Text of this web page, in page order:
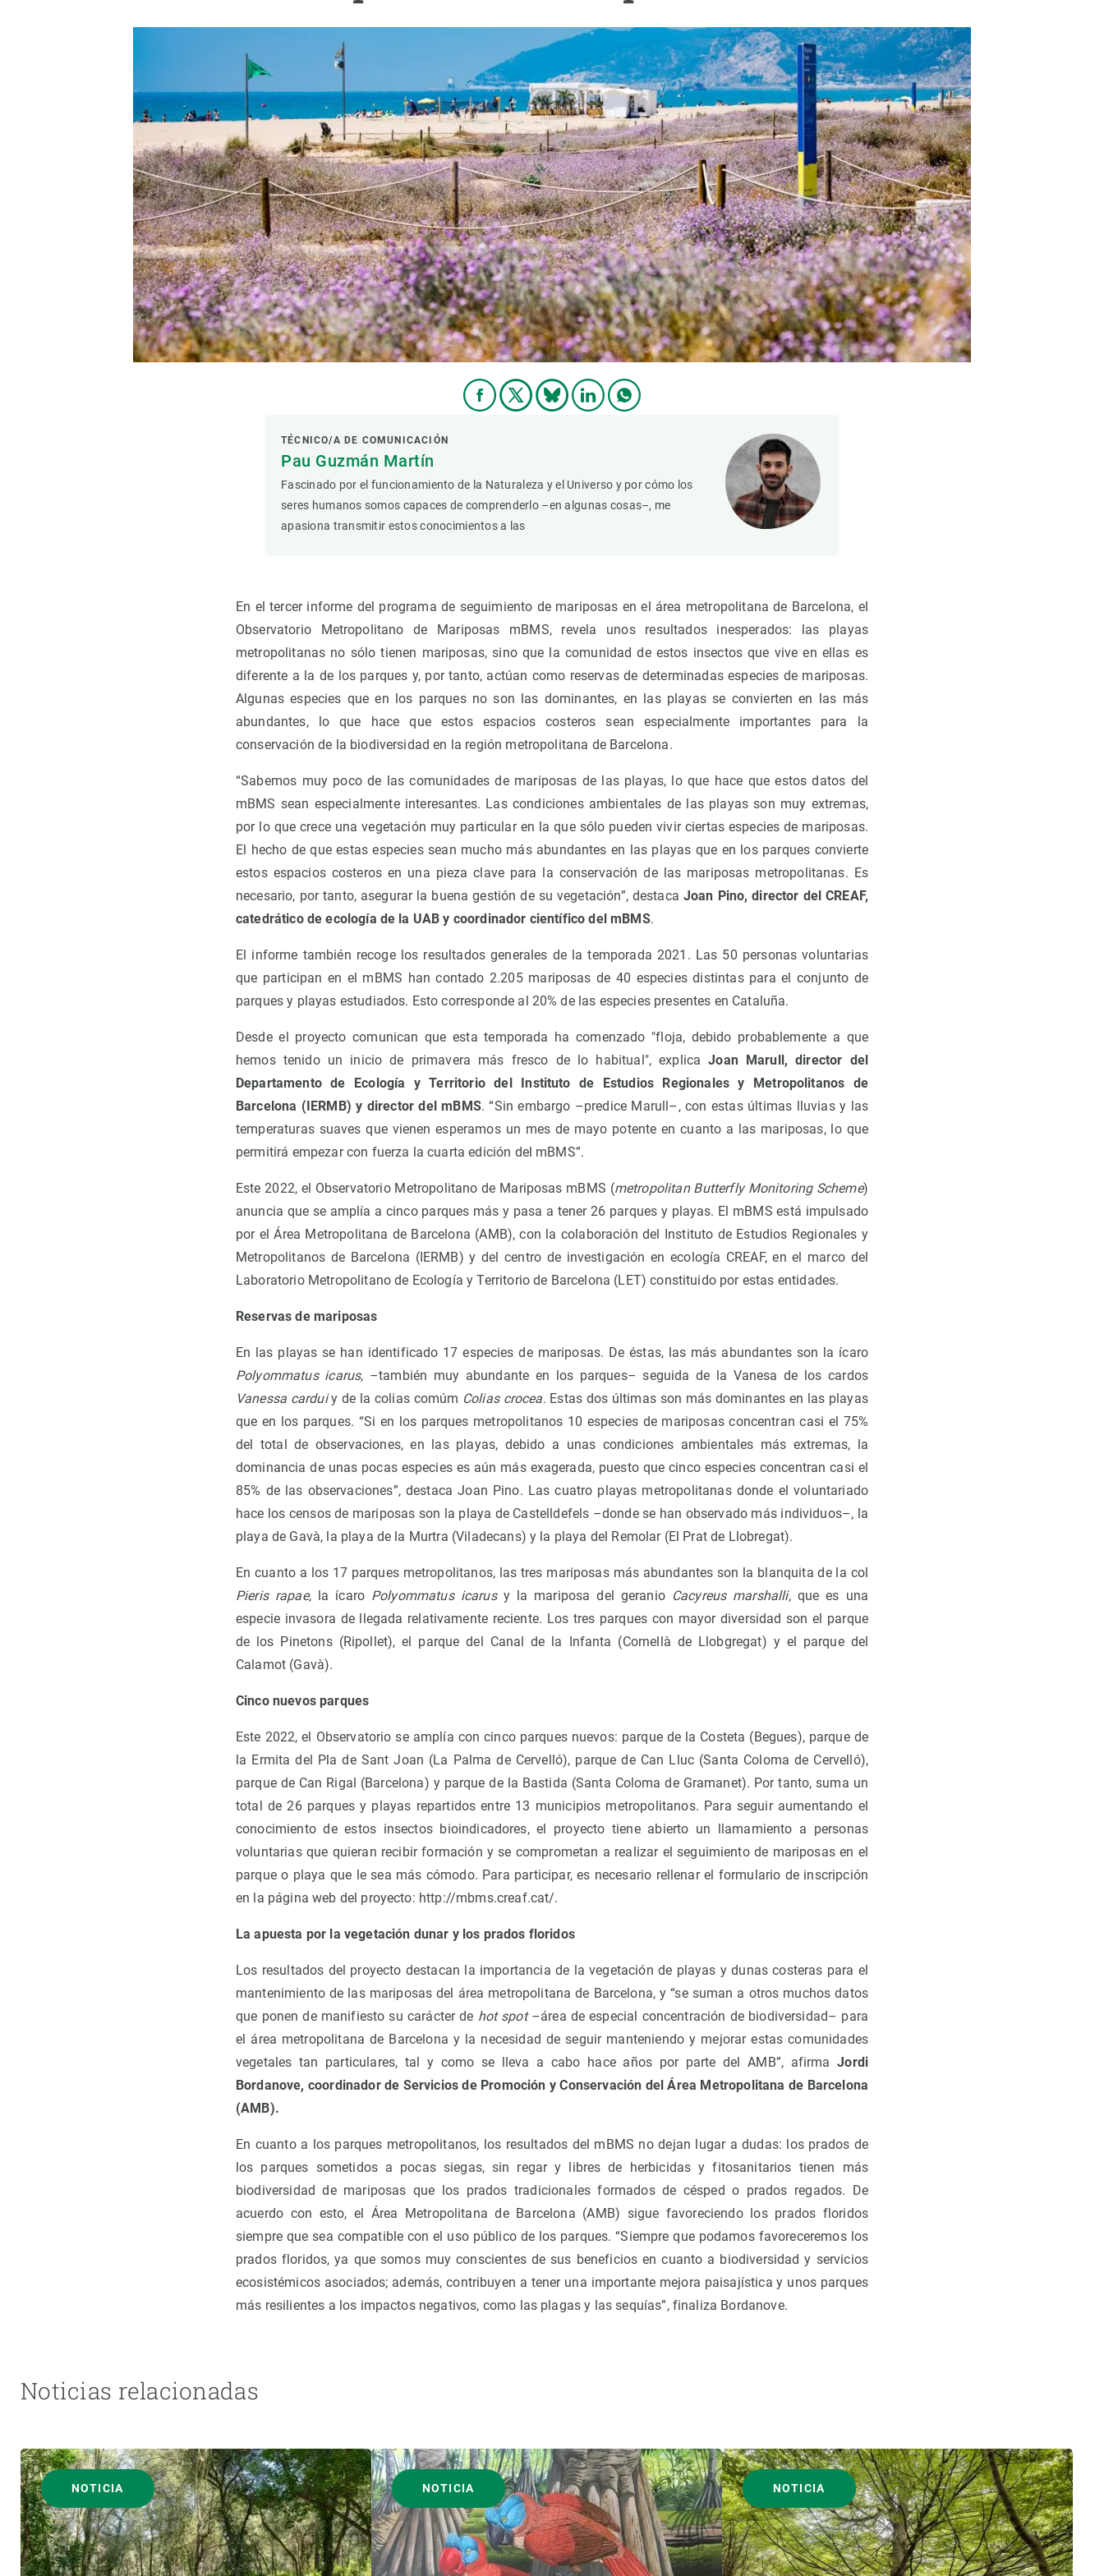
TÉCNICO/A DE COMUNICACIÓN
Pau Guzmán Martín
Fascinado por el funcionamiento de la Naturaleza y el Universo y por cómo los
seres humanos somos capaces de comprenderlo –en algunas cosas–, me
apasiona transmitir estos conocimientos a las
En el tercer informe del programa de seguimiento de mariposas en el área metropolitana de Barcelona, ​​el
Observatorio Metropolitano de Mariposas mBMS, revela unos resultados inesperados: las playas
metropolitanas no sólo tienen mariposas, sino que la comunidad de estos insectos que vive en ellas es
diferente a la de los parques y, por tanto, actúan como reservas de determinadas especies de mariposas.
Algunas especies que en los parques no son las dominantes, en las playas se convierten en las más
abundantes, lo que hace que estos espacios costeros sean especialmente importantes para la
conservación de la biodiversidad en la región metropolitana de Barcelona.
“Sabemos muy poco de las comunidades de mariposas de las playas, lo que hace que estos datos del
mBMS sean especialmente interesantes. Las condiciones ambientales de las playas son muy extremas,
por lo que crece una vegetación muy particular en la que sólo pueden vivir ciertas especies de mariposas.
El hecho de que estas especies sean mucho más abundantes en las playas que en los parques convierte
estos espacios costeros en una pieza clave para la conservación de las mariposas metropolitanas. Es
necesario, por tanto, asegurar la buena gestión de su vegetación”, destaca Joan Pino, director del CREAF,
catedrático de ecología de la UAB y coordinador científico del mBMS.
El informe también recoge los resultados generales de la temporada 2021. Las 50 personas voluntarias
que participan en el mBMS han contado 2.205 mariposas de 40 especies distintas para el conjunto de
parques y playas estudiados. Esto corresponde al 20% de las especies presentes en Cataluña.
Desde el proyecto comunican que esta temporada ha comenzado "floja, debido probablemente a que
hemos tenido un inicio de primavera más fresco de lo habitual", explicaJoan Marull, director del
Departamento de Ecología y Territorio del Instituto de Estudios Regionales y Metropolitanos de
Barcelona (IERMB) y director del mBMS. “Sin embargo –predice Marull–, con estas últimas lluvias y las
temperaturas suaves que vienen esperamos un mes de mayo potente en cuanto a las mariposas, lo que
permitirá empezar con fuerza la cuarta edición del mBMS”.
Este 2022, el Observatorio Metropolitano de Mariposas mBMS (metropolitan Butterfly Monitoring Scheme)
anuncia que se amplía a cinco parques más y pasa a tener 26 parques y playas. El mBMS está impulsado
por el Área Metropolitana de Barcelona (AMB), con la colaboración del Instituto de Estudios Regionales y
Metropolitanos de Barcelona (IERMB) y del centro de investigación en ecología CREAF, en el marco del
Laboratorio Metropolitano de Ecología y Territorio de Barcelona (LET) constituido por estas entidades.
Reservas de mariposas
En las playas se han identificado 17 especies de mariposas. De éstas, las más abundantes son la ícaro
Polyommatus icarus, –también muy abundante en los parques– seguida de la Vanesa de los cardos
Vanessa carduiy de la colias comúm Colias crocea. Estas dos últimas son más dominantes en las playas
que en los parques. “Si en los parques metropolitanos 10 especies de mariposas concentran casi el 75%
del total de observaciones, en las playas, debido a unas condiciones ambientales más extremas, la
dominancia de unas pocas especies es aún más exagerada, puesto que cinco especies concentran casi el
85% de las observaciones”, destaca Joan Pino. Las cuatro playas metropolitanas donde el voluntariado
hace los censos de mariposas son la playa de Castelldefels –donde se han observado más individuos–, la
playa de Gavà, la playa de la Murtra (Viladecans) y la playa del Remolar (El Prat de Llobregat).
En cuanto a los 17 parques metropolitanos, las tres mariposas más abundantes son la blanquita de la col
Pieris rapae, la ícaro Polyommatus icarusy la mariposa del geranio Cacyreus marshalli, que es una
especie invasora de llegada relativamente reciente. Los tres parques con mayor diversidad son el parque
de los Pinetons (Ripollet), el parque del Canal de la Infanta (Cornellà de Llobgregat) y el parque del
Calamot (Gavà).
Cinco nuevos parques
Este 2022, el Observatorio se amplía con cinco parques nuevos: parque de la Costeta (Begues), parque de
la Ermita del Pla de Sant Joan (La Palma de Cervelló), parque de Can Lluc (Santa Coloma de Cervelló),
parque de Can Rigal (Barcelona) y parque de la Bastida (Santa Coloma de Gramanet). Por tanto, suma un
total de 26 parques y playas repartidos entre 13 municipios metropolitanos. Para seguir aumentando el
conocimiento de estos insectos bioindicadores, el proyecto tiene abierto un llamamiento a personas
voluntarias que quieran recibir formación y se comprometan a realizar el seguimiento de mariposas en el
parque o playa que le sea más cómodo. Para participar, es necesario rellenar el formulario de inscripción
en la página web del proyecto: http://mbms.creaf.cat/.
La apuesta por la vegetación dunar y los prados floridos
Los resultados del proyecto destacan la importancia de la vegetación de playas y dunas costeras para el
mantenimiento de las mariposas del área metropolitana de Barcelona, ​​y “se suman a otros muchos datos
que ponen de manifiesto su carácter de hot spot–área de especial concentración de biodiversidad– para
el área metropolitana de Barcelona y la necesidad de seguir manteniendo y mejorar estas comunidades
vegetales tan particulares, tal y como se lleva a cabo hace años por parte del AMB”, afirmaJordi
Bordanove, coordinador de Servicios de Promoción y Conservación del Área Metropolitana de Barcelona
(AMB).
En cuanto a los parques metropolitanos, los resultados del mBMS no dejan lugar a dudas: los prados de
los parques sometidos a pocas siegas, sin regar y libres de herbicidas y fitosanitarios tienen más
biodiversidad de mariposas que los prados tradicionales formados de césped o prados regados. De
acuerdo con esto, el Área Metropolitana de Barcelona (AMB) sigue favoreciendo los prados floridos
siempre que sea compatible con el uso público de los parques. “Siempre que podamos favoreceremos los
prados floridos, ya que somos muy conscientes de sus beneficios en cuanto a biodiversidad y servicios
ecosistémicos asociados; además, contribuyen a tener una importante mejora paisajística y unos parques
más resilientes a los impactos negativos, como las plagas y las sequías”, finaliza Bordanove.
Noticias relacionadas
NOTICIA NOTICIA NOTICIA
Equidad, Diversidad e Inclusión (EDI)
Ciencia abierta y gestión del conocimiento
Observación de la Tierra
Publicaciones
Servicios técnicos
Programa de másteres y doctorado
Visitante o sabático
Un lugar donde crecer
Desarrollo de carrera
Seminarios y actividades internas
Te ofrecemos formación
NOTICIAS Y AGENDA
Eventos anteriores
Cambio global
Funcionamiento de los ecosistemas